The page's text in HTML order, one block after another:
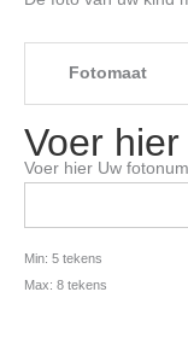
Fotomaat
Voer
Voer hier Uw
Min: 5 tekens
Max: 8 tekens